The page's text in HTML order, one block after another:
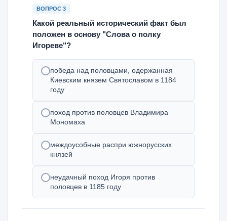
ВОПРОС 3
Какой реальный исторический факт был
положен в основу "Слова о полку
Игореве"?
победа над половцами, одержанная
Киевским князем Святославом в 1184
году
поход против половцев Владимира
Мономаха
междоусобные распри южнорусских
князей
неудачный поход Игоря против
половцев в 1185 году